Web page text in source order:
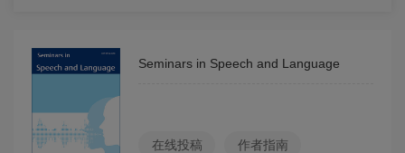
Seminars in Speech and Language
在线投稿 作者指南